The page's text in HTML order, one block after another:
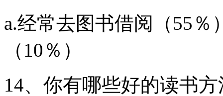
a.经常去图书借阅（55％
（10％）
14、你有哪些好的读书